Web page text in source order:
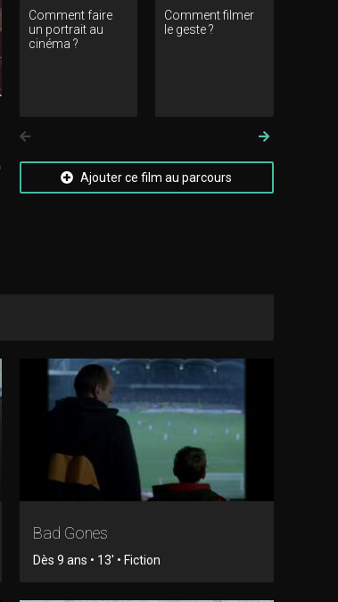
Comment faire
un portrait au
cinéma ?
Comment filmer
le geste ?
Suivant
Ajouter ce film au parcours
Bad Gones
Dès 9 ans • 13' • Fiction